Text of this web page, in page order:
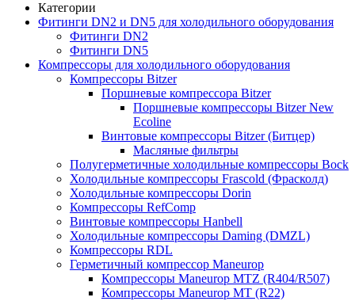
Категории
Фитинги DN2 и DN5 для холодильного оборудования
Фитинги DN2
Фитинги DN5
Компрессоры для холодильного оборудования
Компрессоры Bitzer
Поршневые компрессора Bitzer
Поршневые компрессоры Bitzer New
Ecoline
Винтовые компрессоры Bitzer (Битцер)
Масляные фильтры
Полугерметичные холодильные компрессоры Bock
Холодильные компрессоры Frascold (Фрасколд)
Холодильные компрессоры Dorin
Компрессоры RefComp
Винтовые компрессоры Hanbell
Холодильные компрессоры Daming (DMZL)
Компрессоры RDL
Герметичный компрессор Maneurop
Компрессоры Maneurop MTZ (R404/R507)
Компрессоры Maneurop MT (R22)